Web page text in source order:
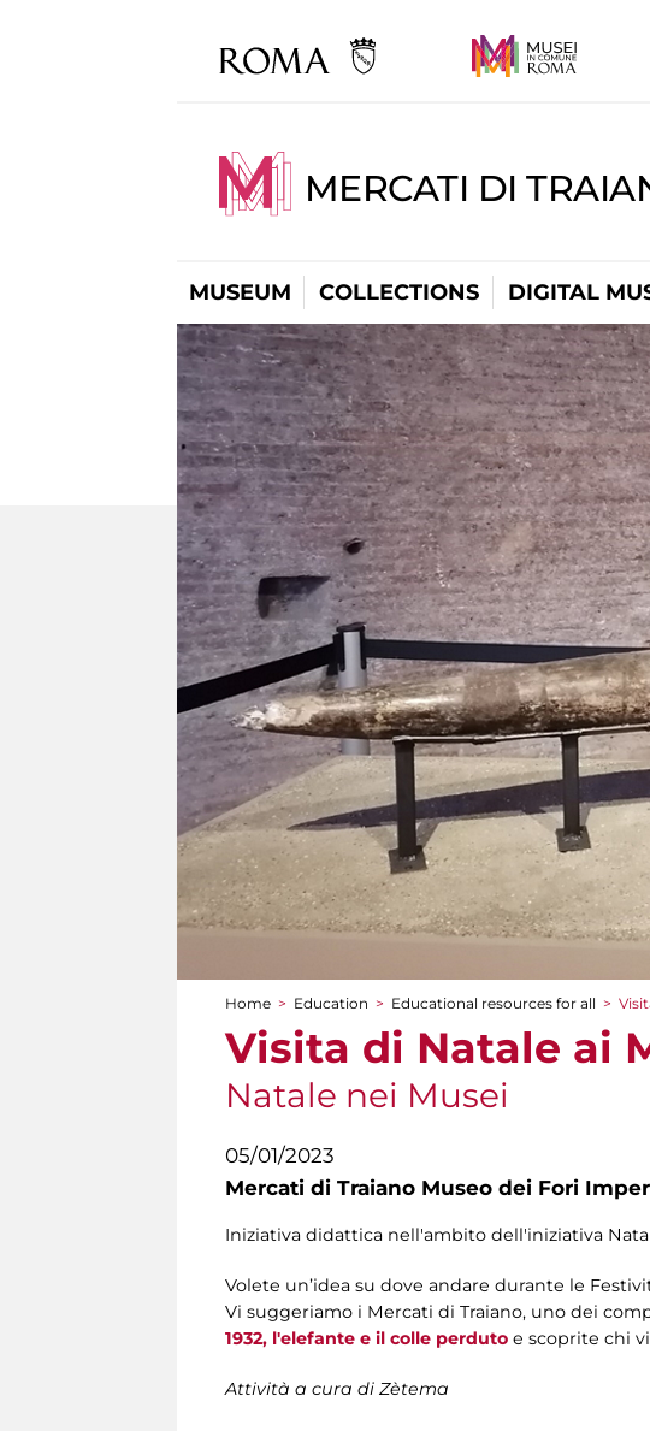
MERCATI DI
MUSEUM COLLECTIONS DIGITAL
You are here
Home > Education > Educational resources for all >
Visita di Natale ai
Natale nei Musei
05/01/2023
Mercati di Traiano Museo dei Fori
Iniziativa didattica nell'ambito dell'iniziativa
Volete un’idea su dove andare durante le
Vi suggeriamo i Mercati di Traiano, uno dei
1932, l'elefante e il colle perduto e scoprite chi
Attività a cura di Zètema